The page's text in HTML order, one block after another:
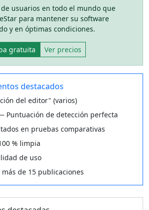
usuarios en todo el mundo que
para mantener su software
y en óptimas condiciones.
gratuita Ver precios
destacados
del editor" (varios)
Puntuación de detección perfecta
en pruebas comparativas
% limpia
de uso
más de 15 publicaciones